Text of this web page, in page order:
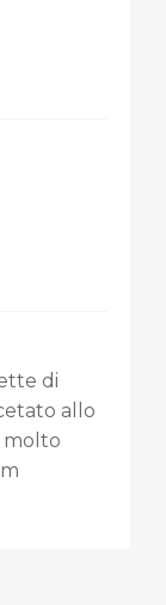
di
allo
molto